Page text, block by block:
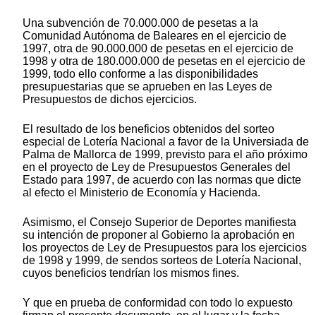
Una subvención de 70.000.000 de pesetas a la
Comunidad Autónoma de Baleares en el ejercicio de
1997, otra de 90.000.000 de pesetas en el ejercicio de
1998 y otra de 180.000.000 de pesetas en el ejercicio de
1999, todo ello conforme a las disponibilidades
presupuestarias que se aprueben en las Leyes de
Presupuestos de dichos ejercicios.
El resultado de los beneficios obtenidos del sorteo
especial de Lotería Nacional a favor de la Universiada de
Palma de Mallorca de 1999, previsto para el año próximo
en el proyecto de Ley de Presupuestos Generales del
Estado para 1997, de acuerdo con las normas que dicte
al efecto el Ministerio de Economía y Hacienda.
Asimismo, el Consejo Superior de Deportes manifiesta
su intención de proponer al Gobierno la aprobación en
los proyectos de Ley de Presupuestos para los ejercicios
de 1998 y 1999, de sendos sorteos de Lotería Nacional,
cuyos beneficios tendrían los mismos fines.
Y que en prueba de conformidad con todo lo expuesto